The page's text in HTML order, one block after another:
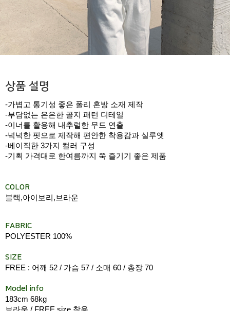
상품 설명
-가볍고 통기성 좋은 폴리 혼방 소재 제작
-부담없는 은은한 골지 패턴 디테일
-이너를 활용해 내추럴한 무드 연출
-넉넉한 핏으로 제작해 편안한 착용감과 실루엣
-베이직한 3가지 컬러 구성
-기획 가격대로 한여름까지 쭉 즐기기 좋은 제품
COLOR
블랙,아이보리,브라운
FABRIC
POLYESTER 100%
SIZE
FREE : 어깨 52 / 가슴 57 / 소매 60 / 총장 70
Model info
183cm 68kg
브라운 / FREE size 착용